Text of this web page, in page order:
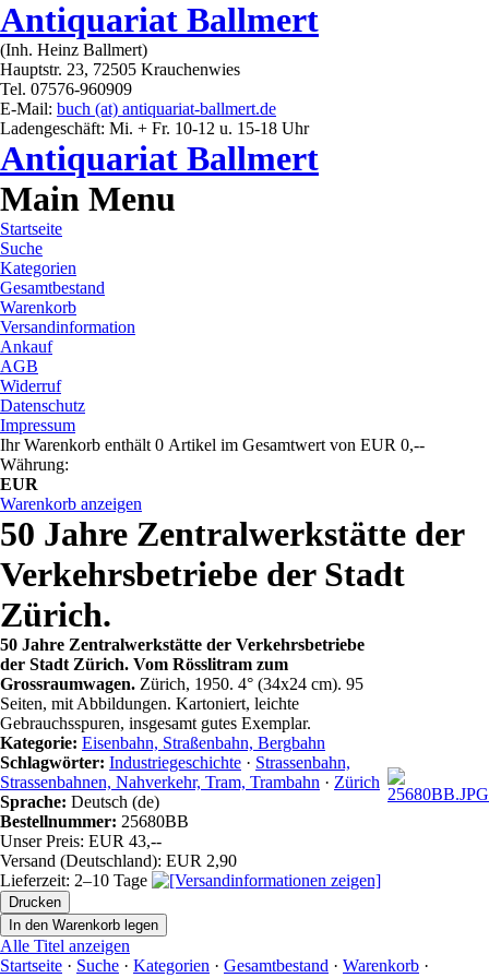
Antiquariat Ballmert
(Inh. Heinz Ballmert)
Hauptstr. 23, 72505 Krauchenwies
Tel. 07576-960909
E-Mail: buch (at) antiquariat-ballmert.de
Ladengeschäft: Mi. + Fr. 10-12 u. 15-18 Uhr
Antiquariat Ballmert
Main Menu
Startseite
Suche
Kategorien
Gesamtbestand
Warenkorb
Versandinformation
Ankauf
AGB
Widerruf
Datenschutz
Impressum
Ihr Warenkorb enthält 0 Artikel im Gesamtwert von EUR 0,--
Währung:
EUR
Warenkorb anzeigen
50 Jahre Zentralwerkstätte der
Verkehrsbetriebe der Stadt
Zürich.
50 Jahre Zentralwerkstätte der Verkehrsbetriebe
der Stadt Zürich. Vom Rösslitram zum
Grossraumwagen. Zürich, 1950. 4° (34x24 cm). 95
Seiten, mit Abbildungen. Kartoniert, leichte
Gebrauchsspuren, insgesamt gutes Exemplar.
Kategorie: Eisenbahn, Straßenbahn, Bergbahn
Schlagwörter: Industriegeschichte · Strassenbahn,
Strassenbahnen, Nahverkehr, Tram, Trambahn · Zürich
Sprache: Deutsch (de)
Bestellnummer: 25680BB
Unser Preis: EUR 43,--
Versand (Deutschland): EUR 2,90
Lieferzeit: 2–10 Tage
Alle Titel anzeigen
Startseite · Suche · Kategorien · Gesamtbestand · Warenkorb ·